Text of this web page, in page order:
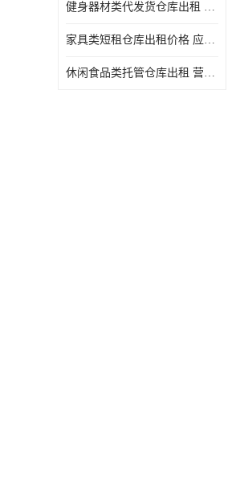
健身器材类代发货仓库出租 租期灵活 新媒体平台配套
家具类短租仓库出租价格 应用广泛 智能电商配套
休闲食品类托管仓库出租 营造良好环境氛围 垂直电商配套